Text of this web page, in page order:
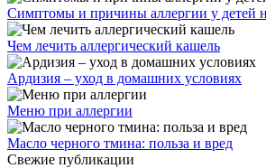
Симптомы и причины аллергии у детей
Чем лечить аллергический кашель
Ардизия – уход в домашних условиях
Меню при аллергии
Масло черного тмина: польза и вред
Свежие публикации